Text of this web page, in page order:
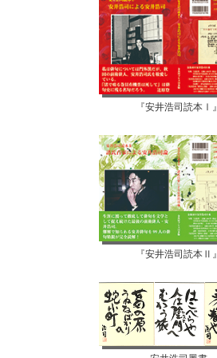
『安井浩司読本Ⅰ』
『安井浩司読本Ⅱ』